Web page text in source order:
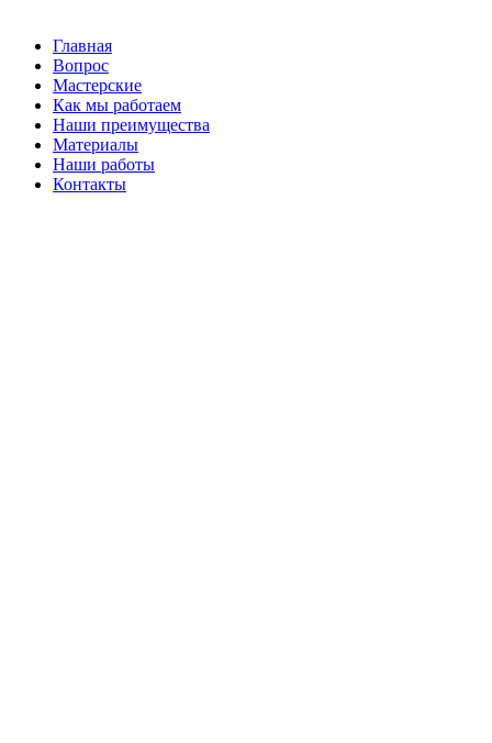
Главная
Вопрос
Мастерские
Как мы работаем
Наши преимущества
Материалы
Наши работы
Контакты